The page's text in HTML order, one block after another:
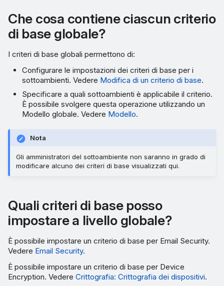
Che cosa contiene ciascun criterio
di base globale?
I criteri di base globali permettono di:
Configurare le impostazioni dei criteri di base per i
sottoambienti. Vedere Modifica di un criterio di base.
Specificare a quali sottoambienti è applicabile il criterio.
È possibile svolgere questa operazione utilizzando un
Modello globale. Vedere Modello.
Nota
Gli amministratori del sottoambiente non saranno in grado di
modificare alcuno dei criteri di base visualizzati qui.
Quali criteri di base posso
impostare a livello globale?
È possibile impostare un criterio di base per Email Security.
Vedere Email Security.
È possibile impostare un criterio di base per Device
Encryption. Vedere Crittografia: Crittografia dei dispositivi.